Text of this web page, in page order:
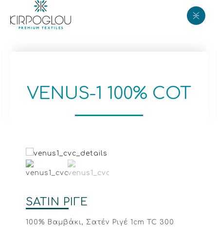
VENUS-1 100% COT
SATIN ΡΙΓΕ
100% Βαμβάκι, Σατέν Ριγέ 1cm TC 300